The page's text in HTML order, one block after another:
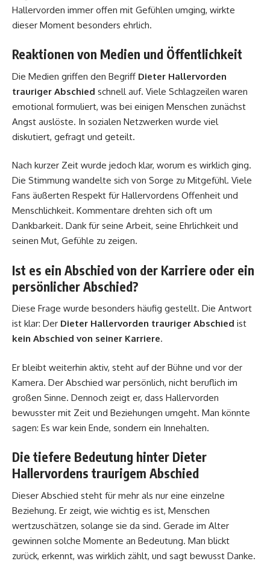
Hallervorden immer offen mit Gefühlen umging, wirkte
dieser Moment besonders ehrlich.
Reaktionen von Medien und Öffentlichkeit
Die Medien griffen den Begriff Dieter Hallervorden
trauriger Abschied schnell auf. Viele Schlagzeilen waren
emotional formuliert, was bei einigen Menschen zunächst
Angst auslöste. In sozialen Netzwerken wurde viel
diskutiert, gefragt und geteilt.
Nach kurzer Zeit wurde jedoch klar, worum es wirklich ging.
Die Stimmung wandelte sich von Sorge zu Mitgefühl. Viele
Fans äußerten Respekt für Hallervordens Offenheit und
Menschlichkeit. Kommentare drehten sich oft um
Dankbarkeit. Dank für seine Arbeit, seine Ehrlichkeit und
seinen Mut, Gefühle zu zeigen.
Ist es ein Abschied von der Karriere oder ein
persönlicher Abschied?
Diese Frage wurde besonders häufig gestellt. Die Antwort
ist klar: Der Dieter Hallervorden trauriger Abschied ist
kein Abschied von seiner Karriere.
Er bleibt weiterhin aktiv, steht auf der Bühne und vor der
Kamera. Der Abschied war persönlich, nicht beruflich im
großen Sinne. Dennoch zeigt er, dass Hallervorden
bewusster mit Zeit und Beziehungen umgeht. Man könnte
sagen: Es war kein Ende, sondern ein Innehalten.
Die tiefere Bedeutung hinter Dieter
Hallervordens traurigem Abschied
Dieser Abschied steht für mehr als nur eine einzelne
Beziehung. Er zeigt, wie wichtig es ist, Menschen
wertzuschätzen, solange sie da sind. Gerade im Alter
gewinnen solche Momente an Bedeutung. Man blickt
zurück, erkennt, was wirklich zählt, und sagt bewusst Danke.